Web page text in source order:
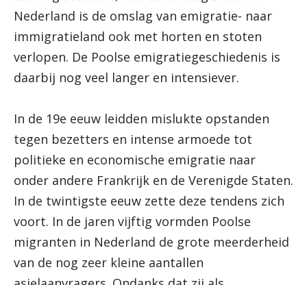
Nederland is de omslag van emigratie- naar
immigratieland ook met horten en stoten
verlopen. De Poolse emigratiegeschiedenis is
daarbij nog veel langer en intensiever.
In de 19e eeuw leidden mislukte opstanden
tegen bezetters en intense armoede tot
politieke en economische emigratie naar
onder andere Frankrijk en de Verenigde Staten.
In de twintigste eeuw zette deze tendens zich
voort. In de jaren vijftig vormden Poolse
migranten in Nederland de grote meerderheid
van de nog zeer kleine aantallen